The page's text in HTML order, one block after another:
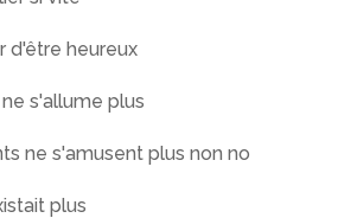
d'être heureux
s'allume plus
ne s'amusent plus non no
plus